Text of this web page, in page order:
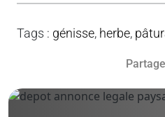
Tags : génisse, herbe,
Partage